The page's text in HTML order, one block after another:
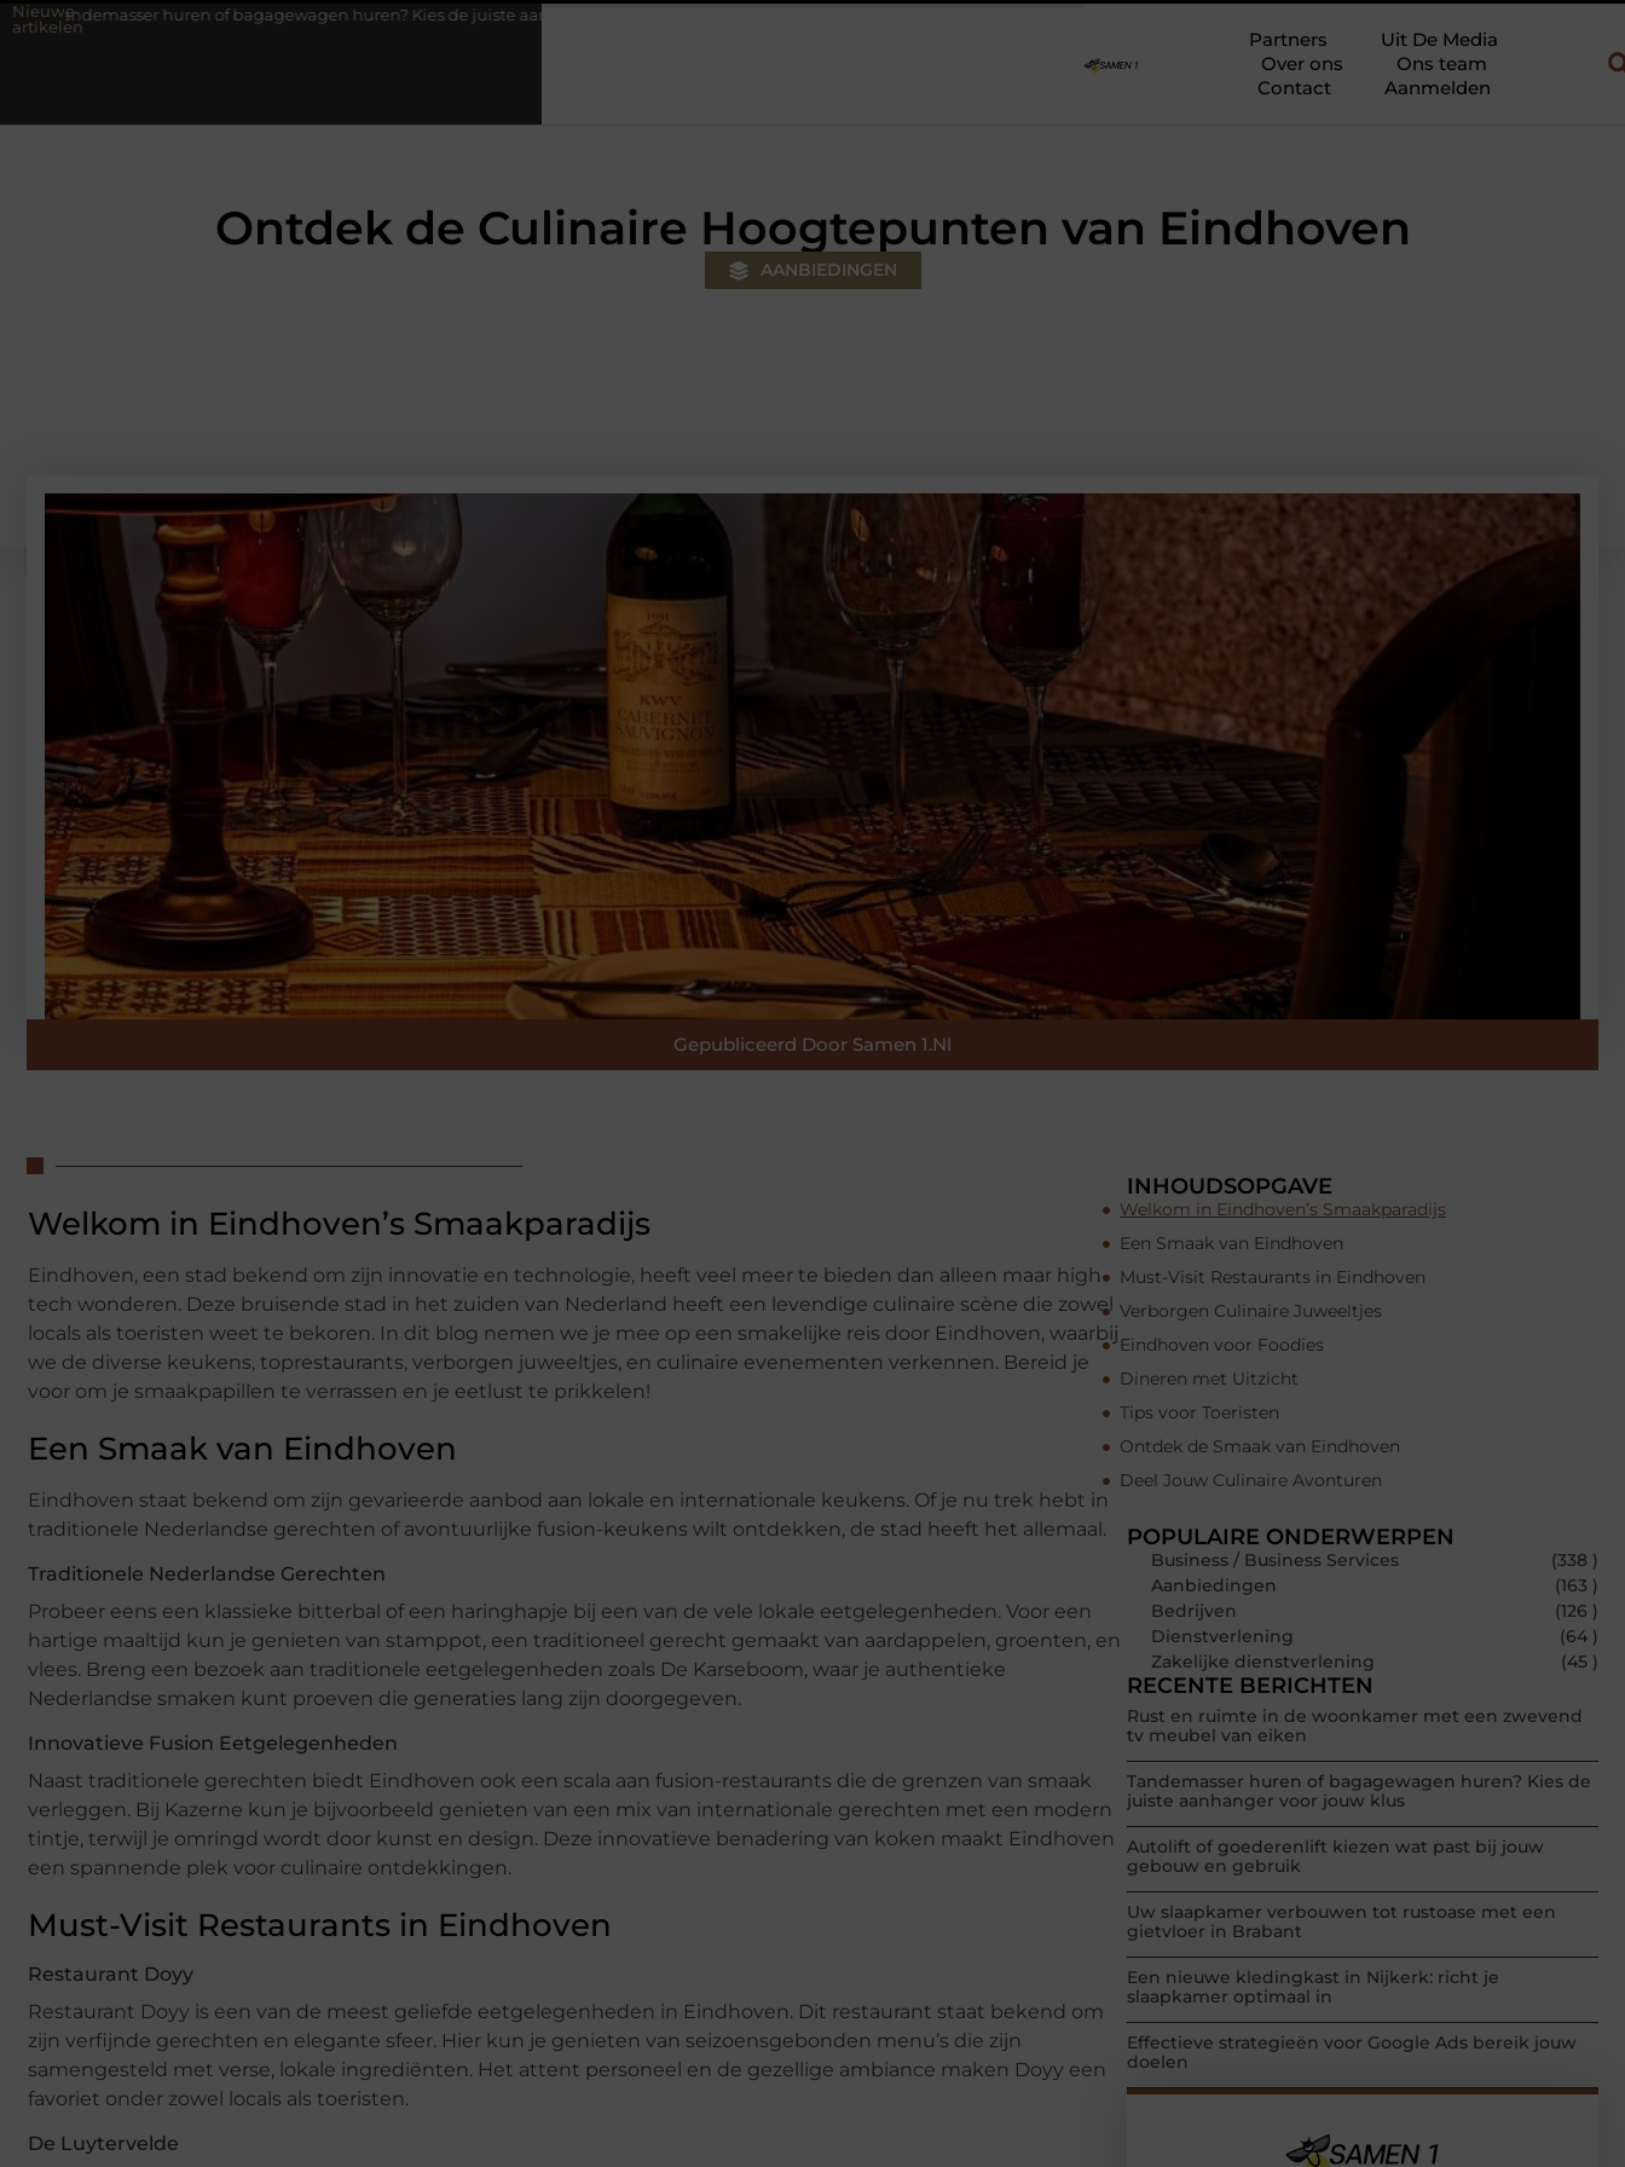
Nieuwe
artikelen
huren of bagagewagen huren? Kies de juiste aanhanger voor jouw klus
Partners
Uit De Media
Over ons
Ons team
Contact
Aanmelden
Ontdek de Culinaire Hoogtepunten van Eindhoven
AANBIEDINGEN
Gepubliceerd Door Samen 1.nl
Welkom in Eindhoven’s Smaakparadijs
Eindhoven, een stad bekend om zijn innovatie en technologie, heeft veel meer te bieden dan alleen maar high-
tech wonderen. Deze bruisende stad in het zuiden van Nederland heeft een levendige culinaire scène die zowel
locals als toeristen weet te bekoren. In dit blog nemen we je mee op een smakelijke reis door Eindhoven, waarbij
we de diverse keukens, toprestaurants, verborgen juweeltjes, en culinaire evenementen verkennen. Bereid je
voor om je smaakpapillen te verrassen en je eetlust te prikkelen!
Een Smaak van Eindhoven
Eindhoven staat bekend om zijn gevarieerde aanbod aan lokale en internationale keukens. Of je nu trek hebt in
traditionele Nederlandse gerechten of avontuurlijke fusion-keukens wilt ontdekken, de stad heeft het allemaal.
Traditionele Nederlandse Gerechten
Probeer eens een klassieke bitterbal of een haringhapje bij een van de vele lokale eetgelegenheden. Voor een
hartige maaltijd kun je genieten van stamppot, een traditioneel gerecht gemaakt van aardappelen, groenten, en
vlees. Breng een bezoek aan traditionele eetgelegenheden zoals De Karseboom, waar je authentieke
Nederlandse smaken kunt proeven die generaties lang zijn doorgegeven.
Innovatieve Fusion Eetgelegenheden
Naast traditionele gerechten biedt Eindhoven ook een scala aan fusion-restaurants die de grenzen van smaak
verleggen. Bij Kazerne kun je bijvoorbeeld genieten van een mix van internationale gerechten met een modern
tintje, terwijl je omringd wordt door kunst en design. Deze innovatieve benadering van koken maakt Eindhoven
een spannende plek voor culinaire ontdekkingen.
Must-Visit Restaurants in Eindhoven
Restaurant Doyy
Restaurant Doyy is een van de meest geliefde eetgelegenheden in Eindhoven. Dit restaurant staat bekend om
zijn verfijnde gerechten en elegante sfeer. Hier kun je genieten van seizoensgebonden menu’s die zijn
samengesteld met verse, lokale ingrediënten. Het attent personeel en de gezellige ambiance maken Doyy een
favoriet onder zowel locals als toeristen.
De Luytervelde
INHOUDSOPGAVE
Welkom in Eindhoven’s Smaakparadijs
Een Smaak van Eindhoven
Must-Visit Restaurants in Eindhoven
Verborgen Culinaire Juweeltjes
Eindhoven voor Foodies
Dineren met Uitzicht
Tips voor Toeristen
Ontdek de Smaak van Eindhoven
Deel Jouw Culinaire Avonturen
POPULAIRE ONDERWERPEN
Business / Business Services
(338 )
Aanbiedingen
(163 )
Bedrijven
(126 )
Dienstverlening
(64 )
Zakelijke dienstverlening
(45 )
RECENTE BERICHTEN
Rust en ruimte in de woonkamer met een zwevend
tv meubel van eiken
Tandemasser huren of bagagewagen huren? Kies de
juiste aanhanger voor jouw klus
Autolift of goederenlift kiezen wat past bij jouw
gebouw en gebruik
Uw slaapkamer verbouwen tot rustoase met een
gietvloer in Brabant
Een nieuwe kledingkast in Nijkerk: richt je
slaapkamer optimaal in
Effectieve strategieën voor Google Ads bereik jouw
doelen